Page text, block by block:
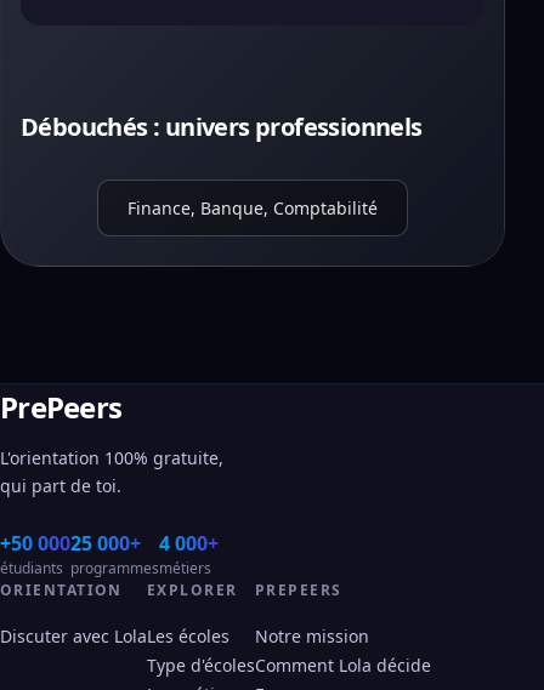
Débouchés : univers professionnels
Finance, Banque, Comptabilité
PrePeers
L'orientation 100% gratuite,
qui part de toi.
+50 000
étudiants
25 000+
programmes
4 000+
métiers
ORIENTATION
Discuter avec Lola
EXPLORER
Les écoles
Type d'écoles
PREPEERS
Notre mission
Comment Lola décide